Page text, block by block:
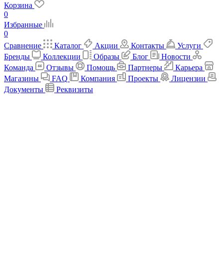
Корзина
0
Избранные
0
Сравнение
Каталог Акции Контакты
Услуги
Бренды
Коллекции Образы Блог
Новости
Команда
Отзывы Помощь Партнеры
Карьера
Магазины
FAQ Компания Проекты
Лицензии
Документы
Реквизиты